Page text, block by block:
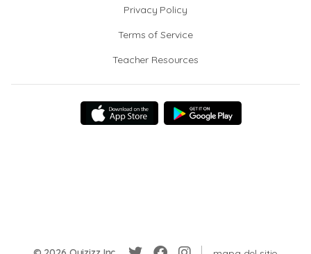
Privacy Policy
Terms of Service
Teacher Resources